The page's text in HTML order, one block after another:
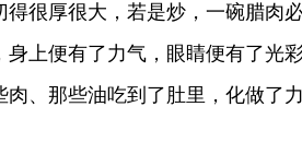
厚很大，若是炒，一碗腊肉
身上便有了力气，眼睛便有了光
肉、那些油吃到了肚里，化做了